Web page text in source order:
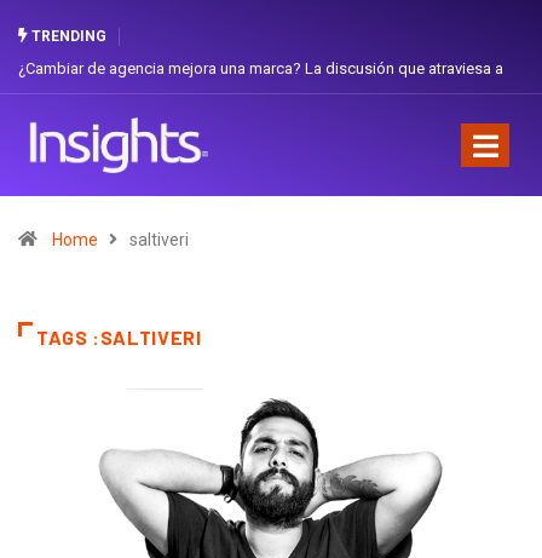
TRENDING
¿Cambiar de agencia mejora una marca? La discusión que atraviesa a
Home saltiveri
TAGS :SALTIVERI